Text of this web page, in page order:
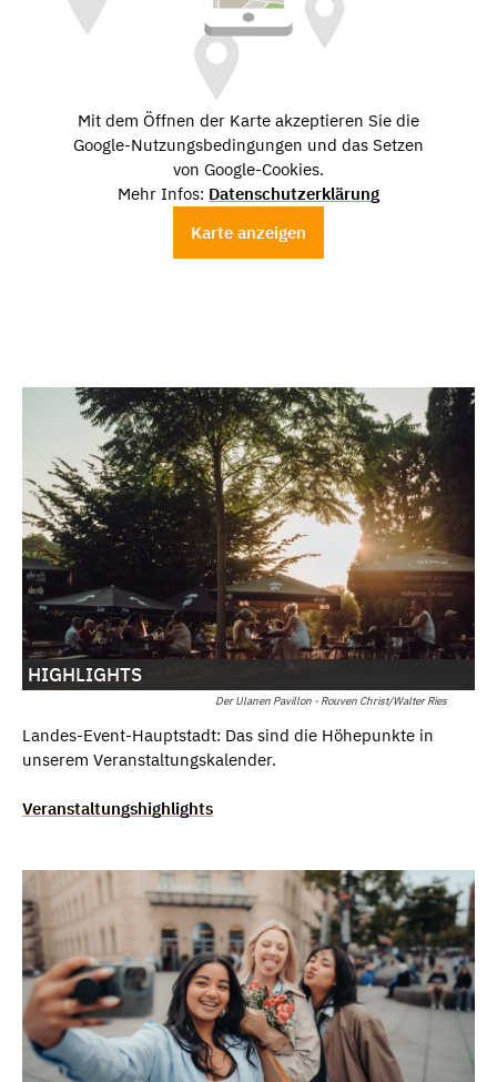
Mit dem Öffnen der Karte akzeptieren Sie die
Google-Nutzungsbedingungen und das Setzen
von Google-Cookies.
Mehr Infos: Datenschutzerklärung
Karte anzeigen
Der Ulanen Pavillon - Rouven Christ/Walter Ries
HIGHLIGHTS
Landes-Event-Hauptstadt: Das sind die Höhepunkte in
unserem Veranstaltungskalender.
Veranstaltungshighlights